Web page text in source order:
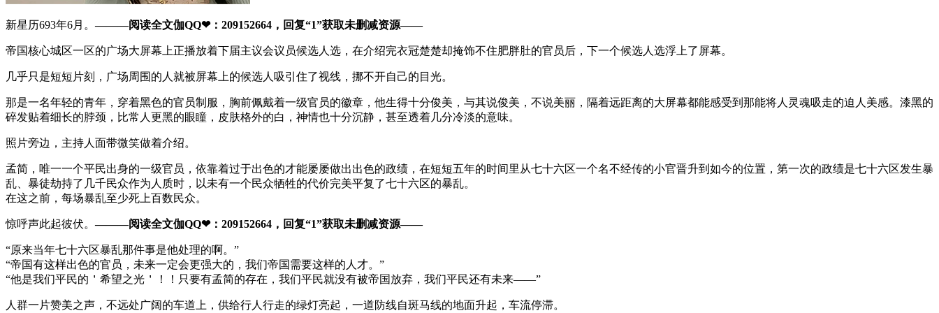
新星历693年6月。———阅读全文伽QQ❤：209152664，回复“1”获取未删减资源—​​​​—
帝国核心城区一区的广场大屏幕上正播放着下届主议会议员候选人选，在介绍完衣冠楚楚却掩饰不住肥胖肚的官员后，下一个候选人选浮上了屏幕。
几乎只是短短片刻，广场周围的人就被屏幕上的候选人吸引住了视线，挪不开自己的目光。
那是一名年轻的青年，穿着黑色的官员制服，胸前佩戴着一级官员的徽章，他生得十分俊美，与其说俊美，不说美丽，隔着远距离的大屏幕都能感受到那能将人灵魂吸走的迫人美感。漆黑的
碎发贴着细长的脖颈，比常人更黑的眼瞳，皮肤格外的白，神情也十分沉静，甚至透着几分冷淡的意味。
照片旁边，主持人面带微笑做着介绍。
孟简，唯一一个平民出身的一级官员，依靠着过于出色的才能屡屡做出出色的政绩，在短短五年的时间里从七十六区一个名不经传的小官晋升到如今的位置，第一次的政绩是七十六区发生暴
乱、暴徒劫持了几千民众作为人质时，以未有一个民众牺牲的代价完美平复了七十六区的暴乱。
在这之前，每场暴乱至少死上百数民众。
惊呼声此起彼伏。———阅读全文伽QQ❤：209152664，回复“1”获取未删减资源—​​​​—
“原来当年七十六区暴乱那件事是他处理的啊。”
“帝国有这样出色的官员，未来一定会更强大的，我们帝国需要这样的人才。”
“他是我们平民的＇希望之光＇！！只要有孟简的存在，我们平民就没有被帝国放弃，我们平民还有未来——”
人群一片赞美之声，不远处广阔的车道上，供给行人行走的绿灯亮起，一道防线自斑马线的地面升起，车流停滞。